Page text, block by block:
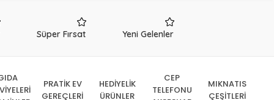
Süper Fırsat Yeni Gelenler
PRATİK EV
GEREÇLERİ
HEDİYELİK
ÜRÜNLER
CEP
TELEFONU
MIKNATIS
ÇEŞİTLERİ